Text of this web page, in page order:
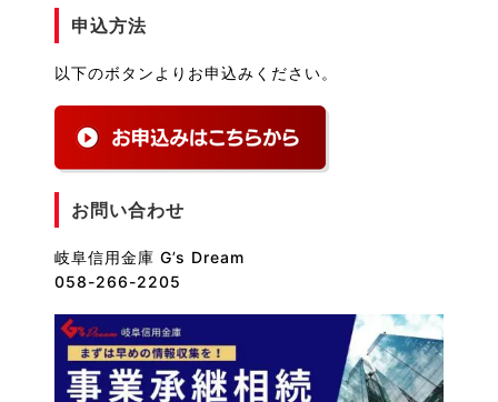
申込方法
以下のボタンよりお申込みください。
お問い合わせ
岐阜信用金庫 G’s Dream
058-266-2205